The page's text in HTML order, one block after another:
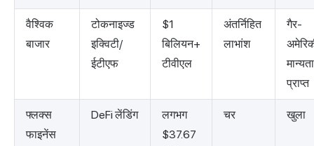
वैश्विक
बाजार
टोकनाइज्ड
इक्विटी/
ईटीएफ
$1
बिलियन+
टीवीएल
अंतर्निहित
लाभांश
गैर-
मान्यता
प्राप्त
फ्लक्स
फाइनेंस
DeFi लेंडिंग
लगभग
$37.67
चर खुला